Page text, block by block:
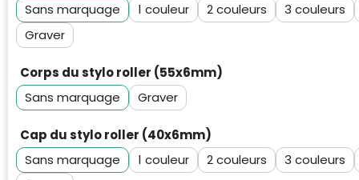
Sans marquage
1 2
3
Graver
Corps du stylo roller (55x6mm)
Sans marquage
Graver
Cap du stylo roller (40x6mm)
Sans marquage
1 2
3